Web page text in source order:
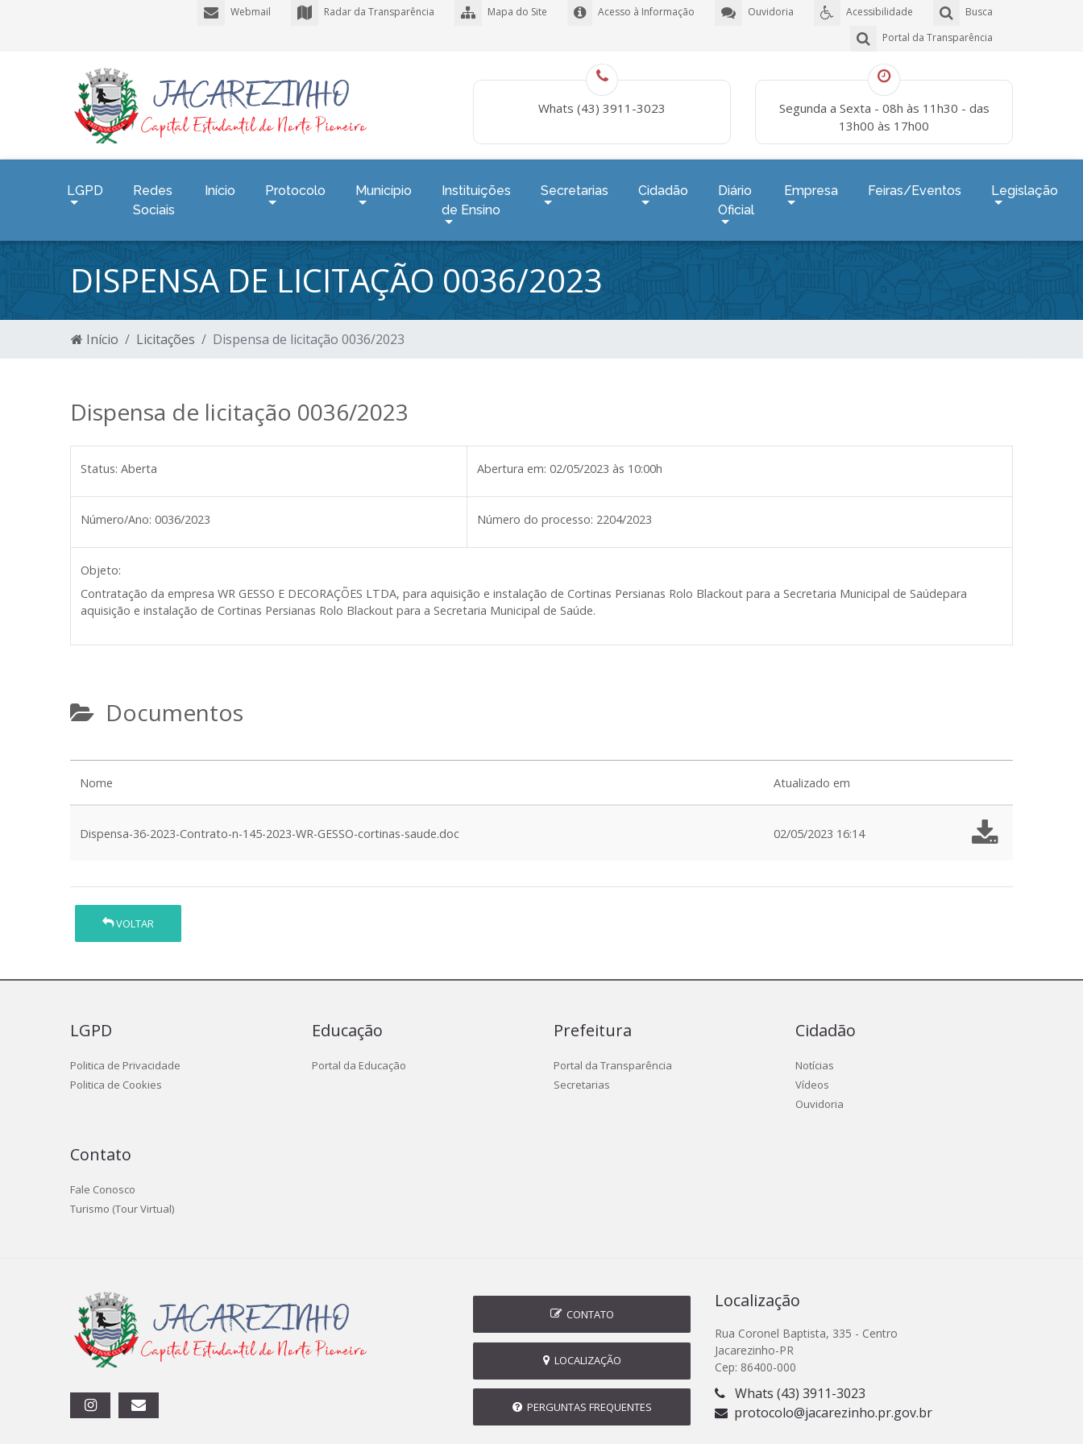
Busca
Acessibilidade
Ouvidoria
Acesso à Informação
Mapa do Site
Radar da Transparência
Webmail
Portal da Transparência
Whats (43) 3911-3023
Segunda a Sexta - 08h às 11h30 - das
13h00 às 17h00
LGPD
Redes
Sociais
Início Protocolo Município
Instituições
de Ensino
Secretarias Cidadão
Diário
Oficial
Empresa Feiras/Eventos Legislação
DISPENSA DE LICITAÇÃO 0036/2023
Início Licitações Dispensa de licitação 0036/2023
Dispensa de licitação 0036/2023
Status: Aberta Abertura em: 02/05/2023 às 10:00h
Número/Ano: 0036/2023 Número do processo: 2204/2023
Objeto:
Contratação da empresa WR GESSO E DECORAÇÕES LTDA, para aquisição e instalação de Cortinas Persianas Rolo Blackout para a Secretaria Municipal de Saúdepara
aquisição e instalação de Cortinas Persianas Rolo Blackout para a Secretaria Municipal de Saúde.
Documentos
Nome Atualizado em
Dispensa-36-2023-Contrato-n-145-2023-WR-GESSO-cortinas-saude.doc 02/05/2023 16:14
VOLTAR
LGPD
Politica de Privacidade
Politica de Cookies
Educação
Portal da Educação
Prefeitura
Portal da Transparência
Secretarias
Cidadão
Notícias
Vídeos
Ouvidoria
Contato
Fale Conosco
Turismo (Tour Virtual)
CONTATO
LOCALIZAÇÃO
PERGUNTAS FREQUENTES
Localização
Rua Coronel Baptista, 335 - Centro
Jacarezinho-PR
Cep: 86400-000
Whats (43) 3911-3023
protocolo@jacarezinho.pr.gov.br